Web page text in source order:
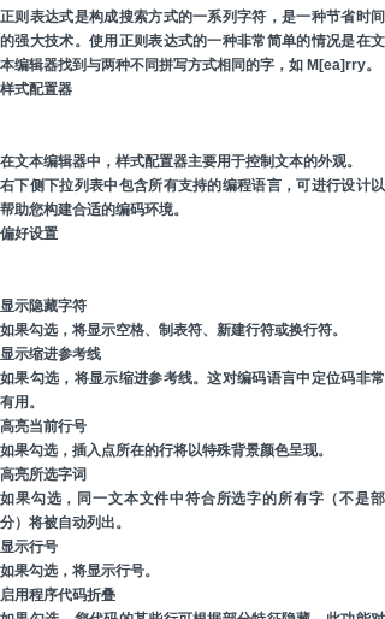
正则表达式是构成搜索方式的一系列字符，是一种节省时间
的强大技术。使用正则表达式的一种非常简单的情况是在文
本编辑器找到与两种不同拼写方式相同的字，如 M[ea]rry。
样式配置器
在文本编辑器中，样式配置器主要用于控制文本的外观。
右下侧下拉列表中包含所有支持的编程语言，可进行设计以
帮助您构建合适的编码环境。
偏好设置
显示隐藏字符
如果勾选，将显示空格、制表符、新建行符或换行符。
显示缩进参考线
如果勾选，将显示缩进参考线。这对编码语言中定位码非常
有用。
高亮当前行号
如果勾选，插入点所在的行将以特殊背景颜色呈现。
高亮所选字词
如果勾选，同一文本文件中符合所选字的所有字（不是部
分）将被自动列出。
显示行号
如果勾选，将显示行号。
启用程序代码折叠